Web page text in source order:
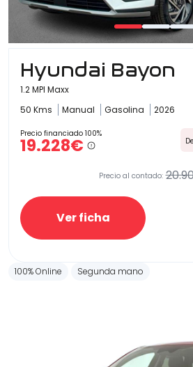
Hyundai Bayon
1.2 MPI Maxx
50 Kms
Manual Gasolina 2026
Precio financiado 100%
19.228€
Precio al contado:
Ver ficha
100% Online Segunda mano